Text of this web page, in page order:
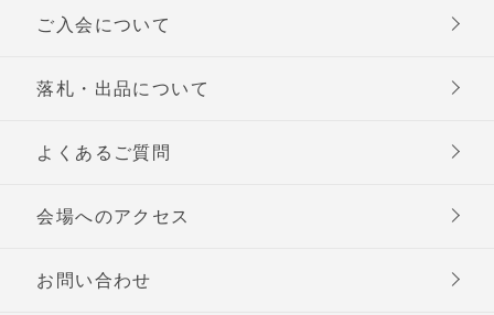
ご入会について
落札・出品について
よくあるご質問
会場へのアクセス
お問い合わせ